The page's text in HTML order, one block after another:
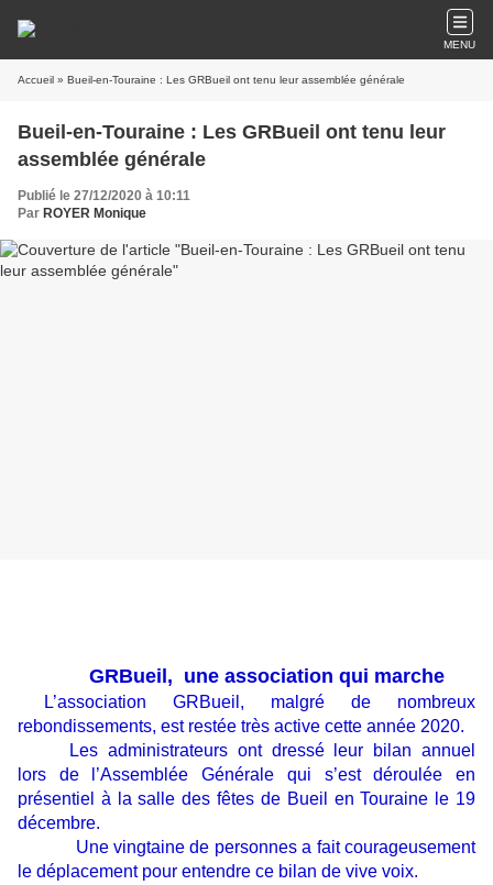
MENU
Accueil » Bueil-en-Touraine : Les GRBueil ont tenu leur assemblée générale
Bueil-en-Touraine : Les GRBueil ont tenu leur
assemblée générale
Publié le 27/12/2020 à 10:11
Par ROYER Monique
GRBueil, une association qui marche
L’association GRBueil, malgré de nombreux
rebondissements, est restée très active cette année 2020.
Les administrateurs ont dressé leur bilan annuel
lors de l’Assemblée Générale qui s’est déroulée en
présentiel à la salle des fêtes de Bueil en Touraine le 19
décembre.
Une vingtaine de personnes a fait courageusement
le déplacement pour entendre ce bilan de vive voix.